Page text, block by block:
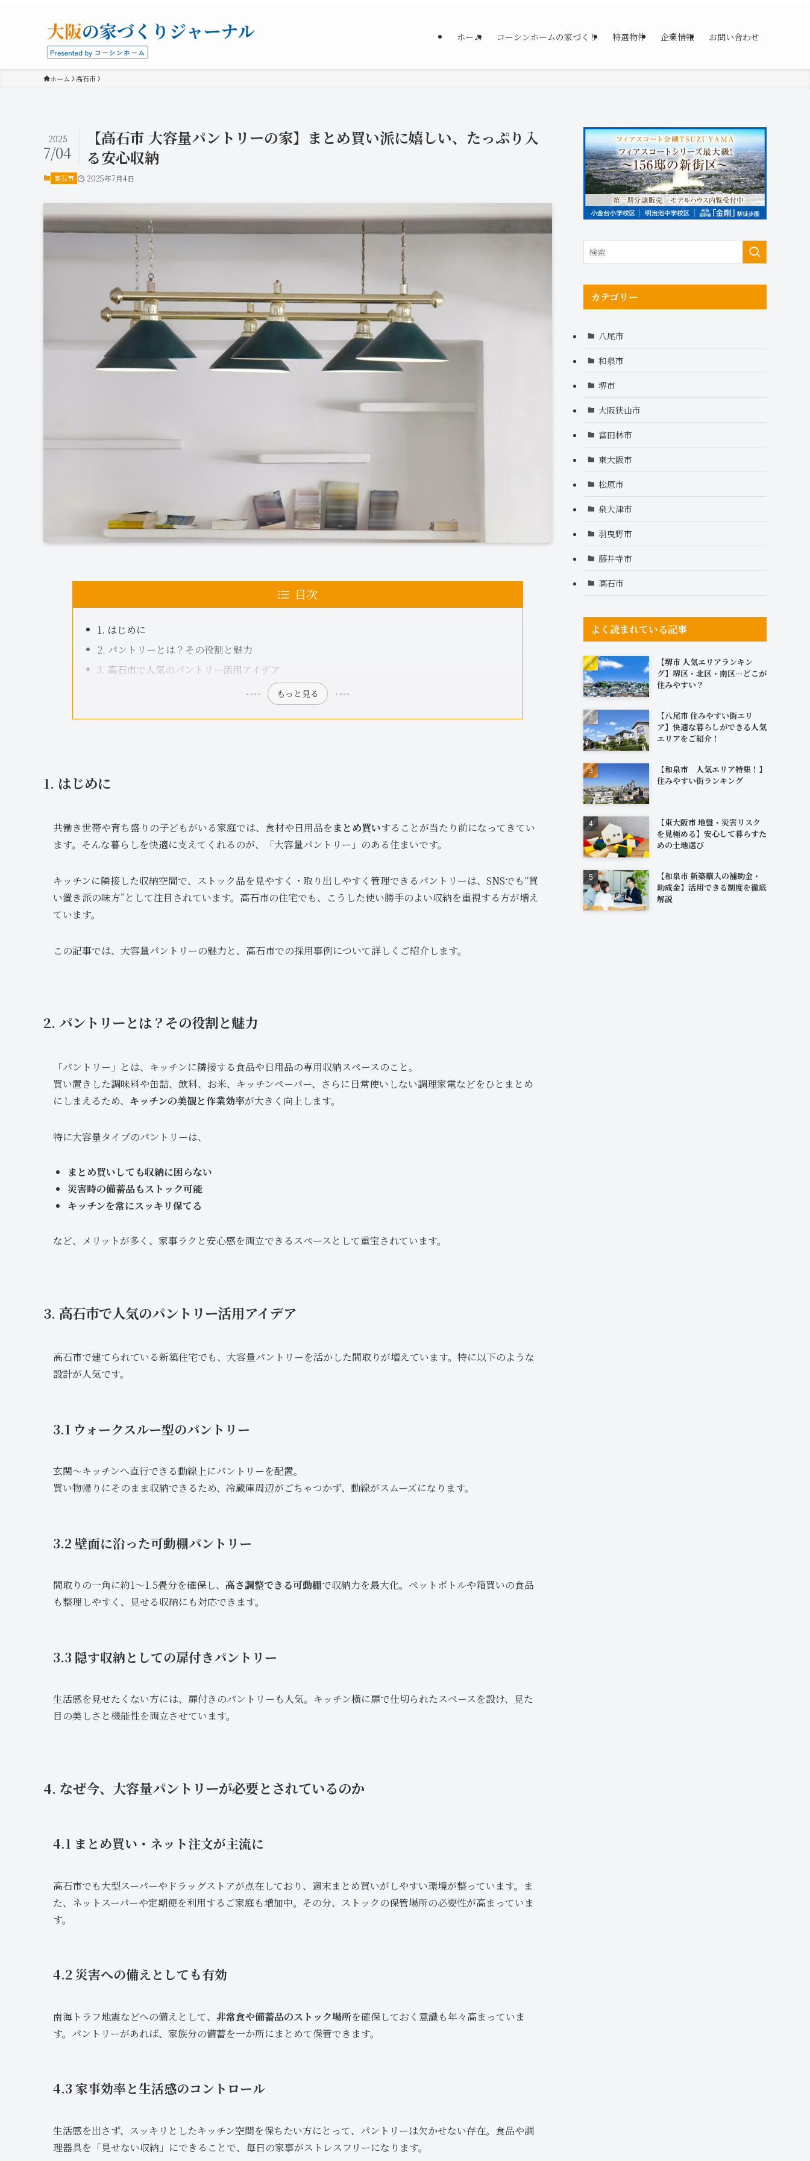
ホーム コーシンホームの家づくり 特選物件 企業情報 お問い合わせ
ホーム 高石市
【高石市 大容量パントリーの家】まとめ買い派に嬉しい、たっぷり入
る安心収納
2025
7/04
高石市 2025年7月4日
目次
1. はじめに
2. パントリーとは？その役割と魅力
3. 高石市で人気のパントリー活用アイデア
もっと見る
1. はじめに
共働き世帯や育ち盛りの子どもがいる家庭では、食材や日用品をまとめ買いすることが当たり前になってきてい
ます。そんな暮らしを快適に支えてくれるのが、「大容量パントリー」のある住まいです。
キッチンに隣接した収納空間で、ストック品を見やすく・取り出しやすく管理できるパントリーは、SNSでも“買
い置き派の味方”として注目されています。高石市の住宅でも、こうした使い勝手のよい収納を重視する方が増え
ています。
この記事では、大容量パントリーの魅力と、高石市での採用事例について詳しくご紹介します。
2. パントリーとは？その役割と魅力
「パントリー」とは、キッチンに隣接する食品や日用品の専用収納スペースのこと。
買い置きした調味料や缶詰、飲料、お米、キッチンペーパー、さらに日常使いしない調理家電などをひとまとめ
にしまえるため、 キッチンの美観と作業効率が大きく向上します。
特に大容量タイプのパントリーは、
まとめ買いしても収納に困らない
災害時の備蓄品もストック可能
キッチンを常にスッキリ保てる
など、メリットが多く、家事ラクと安心感を両立できるスペースとして重宝されています。
3. 高石市で人気のパントリー活用アイデア
高石市で建てられている新築住宅でも、大容量パントリーを活かした間取りが増えています。特に以下のような
設計が人気です。
3.1 ウォークスルー型のパントリー
玄関～キッチンへ直行できる動線上にパントリーを配置。
買い物帰りにそのまま収納できるため、冷蔵庫周辺がごちゃつかず、動線がスムーズになります。
3.2 壁面に沿った可動棚パントリー
間取りの一角に約1〜1.5畳分を確保し、 高さ調整できる可動棚で収納力を最大化。ペットボトルや箱買いの食品
も整理しやすく、見せる収納にも対応できます。
3.3 隠す収納としての扉付きパントリー
生活感を見せたくない方には、扉付きのパントリーも人気。キッチン横に扉で仕切られたスペースを設け、見た
目の美しさと機能性を両立させています。
4. なぜ今、大容量パントリーが必要とされているのか
4.1 まとめ買い・ネット注文が主流に
高石市でも大型スーパーやドラッグストアが点在しており、週末まとめ買いがしやすい環境が整っています。ま
た、ネットスーパーや定期便を利用するご家庭も増加中。その分、ストックの保管場所の必要性が高まっていま
す。
4.2 災害への備えとしても有効
南海トラフ地震などへの備えとして、 非常食や備蓄品のストック場所を確保しておく意識も年々高まっていま
す。パントリーがあれば、家族分の備蓄を一か所にまとめて保管できます。
4.3 家事効率と生活感のコントロール
生活感を出さず、スッキリとしたキッチン空間を保ちたい方にとって、パントリーは欠かせない存在。食品や調
理器具を「見せない収納」にできることで、毎日の家事がストレスフリーになります。
カテゴリー
八尾市
和泉市
堺市
大阪狭山市
富田林市
東大阪市
松原市
泉大津市
羽曳野市
藤井寺市
高石市
よく読まれている記事
【堺市 人気エリアランキン
グ】堺区・北区・南区…どこが
住みやすい？
【八尾市 住みやすい街エリ
ア】快適な暮らしができる人気
エリアをご紹介！
【和泉市 人気エリア特集！】
住みやすい街ランキング
【東大阪市 地盤・災害リスク
を見極める】安心して暮らすた
めの土地選び
【和泉市 新築購入の補助金・
助成金】活用できる制度を徹底
解説